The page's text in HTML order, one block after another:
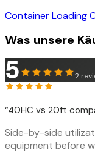
Container Loading
Was unsere
5 2
“40HC vs 20ft
Side-by-side
equipment before